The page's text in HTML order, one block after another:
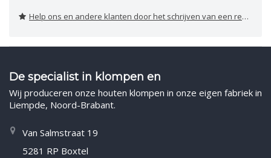
Help ons en andere klanten door het schrijven van een review
De specialist in klompen en
Wij produceren onze houten klompen in onze eigen fabriek in
Liempde, Noord-Brabant.
Van Salmstraat 19
5281 RP Boxtel